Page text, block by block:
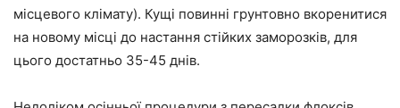
місцевого клімату). Кущі повинні грунтовно вкоренитися
на новому місці до настання стійких заморозків, для
цього достатньо 35-45 днів.